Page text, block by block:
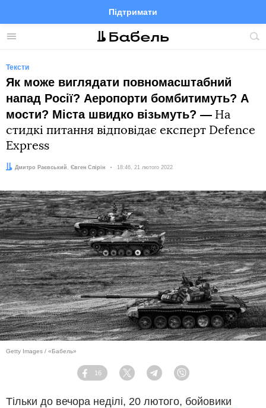
Меню
Підтримати
FacebookTelegramTwitter
Тексти
Як може виглядати повномасштабний
напад Росії? Аеропорти бомбитимуть? А
мости? Міста швидко візьмуть? — На
стидкі питання відповідає експерт Defence
Express
Автор:
Дмитро Раєвський
Редактор: Євген Спірін Дата:
18:46, 21 лютого 2022
Getty Images / «Бабель»
Facebook
16
Twitter TelegramViber
Тільки до вечора неділі, 20 лютого, бойовики